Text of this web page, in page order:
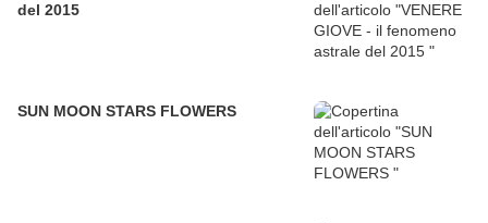
del 2015
SUN MOON STARS FLOWERS